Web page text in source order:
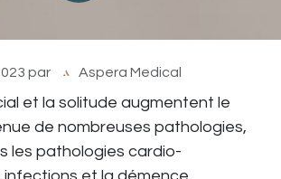
par Aspera Medical
et la solitude augmentent le
de nombreuses pathologies,
les pathologies cardio-